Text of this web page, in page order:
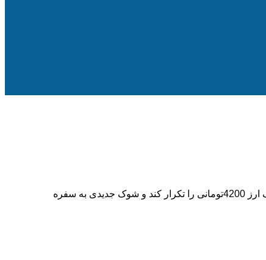
در حالی زمزمه حذف ارز 28500تومانی در بودجه سال آینده شنیده می‌شود که کارشناسان هشدار می‌دهند این تصمیم می‌تواند تجربه تلخ حذف ارز 4200تومانی را تکرار کند و شوک جدیدی به سفره